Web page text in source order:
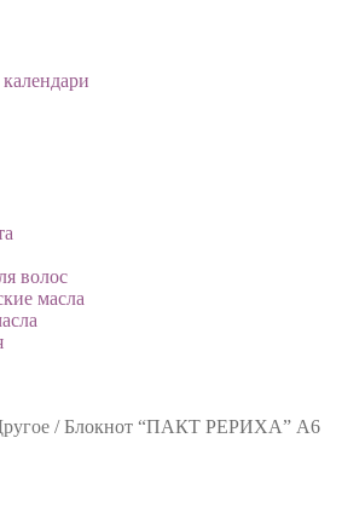
волос
масла
/Блокнот “ПАКТ РЕРИХА” А6